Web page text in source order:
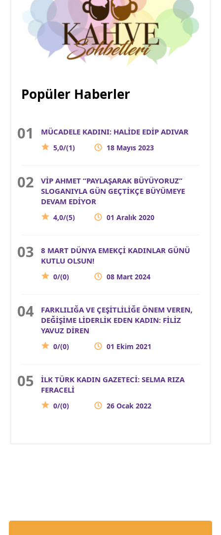
Popüler Haberler
MÜCADELE KADINI: HALİDE EDİP ADIVAR
5,0/(1) 18 Mayıs 2023
VİP AHMET “PAYLAŞARAK BÜYÜYORUZ”
SLOGANIYLA GÜN GEÇTİKÇE BÜYÜMEYE
DEVAM EDİYOR
4,0/(5) 01 Aralık 2020
8 MART DÜNYA EMEKÇİ KADINLAR GÜNÜ
KUTLU OLSUN!
0/(0) 08 Mart 2024
FARKLILIĞA VE ÇEŞİTLİLİĞE ÖNEM VEREN,
DEĞİŞİME LİDERLİK EDEN KADIN: FİLİZ
YAVUZ DİREN
0/(0) 01 Ekim 2021
İLK TÜRK KADIN GAZETECİ: SELMA RIZA
FERACELİ
0/(0) 26 Ocak 2022